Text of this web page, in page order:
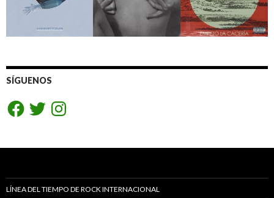
SÍGUENOS
FacebookTwitterInstagram
LÍNEA DEL TIEMPO DE ROCK INTERNACIONAL